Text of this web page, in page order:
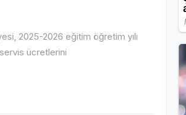
2025-2026 eğitim öğretim yılı
ücretlerini